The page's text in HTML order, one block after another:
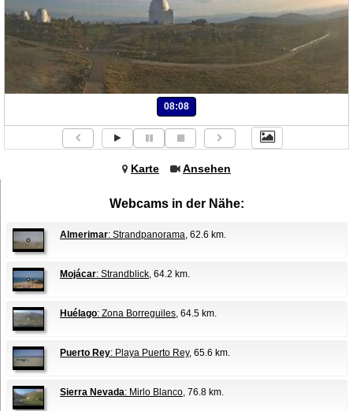
08:08
Karte Ansehen
Webcams in der Nähe:
Almerimar: Strandpanorama, 62.6 km.
Mojácar: Strandblick, 64.2 km.
Huélago: Zona Borreguiles, 64.5 km.
Puerto Rey: Playa Puerto Rey, 65.6 km.
Sierra Nevada: Mirlo Blanco, 76.8 km.